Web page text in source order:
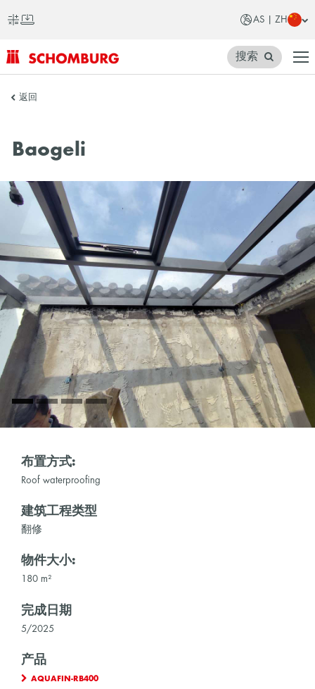
AS | ZH
SCHOMBURG
洲
搜索
返回
Baogeli
布置方式:
Roof waterproofing
建筑工程类型
翻修
物件大小:
180 m²
完成日期
5/2025
产品
AQUAFIN-RB400